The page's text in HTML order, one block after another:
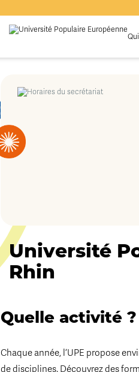
Université
Rhin
Quelle activité ?
Chaque année, l’UPE propose
de disciplines. Découvrez des